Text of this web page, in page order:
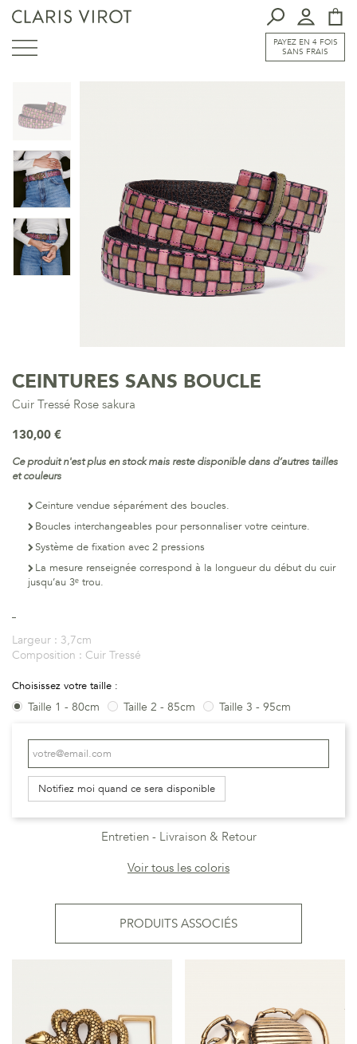
PAYEZ EN 4 FOIS
SANS FRAIS
CEINTURES SANS BOUCLE
Cuir Tressé Rose sakura
130,00 €
Ce produit n'est plus en stock mais reste disponible dans d’autres tailles
et couleurs
Ceinture vendue séparément des boucles.
Boucles interchangeables pour personnaliser votre ceinture.
Système de fixation avec 2 pressions
La mesure renseignée correspond à la longueur du début du cuir
jusqu’au 3ᵉ trou.
Largeur : 3,7cm
Composition : Cuir Tressé
Choisissez votre taille :
Taille 1 - 80cm Taille 2 - 85cm Taille 3 - 95cm
Notifiez moi quand ce sera disponible
Entretien
Livraison & Retour
Voir tous les coloris
PRODUITS ASSOCIÉS